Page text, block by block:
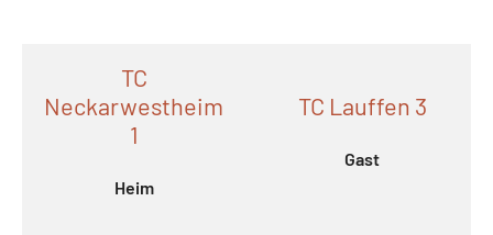
TC
Neckarwestheim
1
Heim
TC Lauffen 3
Gast